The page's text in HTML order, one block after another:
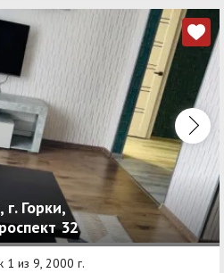
Горки,
32
1 из 9, 2000 г.